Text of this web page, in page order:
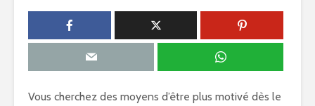
Vous cherchez des moyens d’être plus motivé dès le